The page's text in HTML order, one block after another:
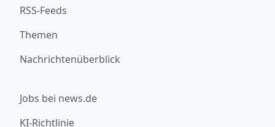
RSS-Feeds
Themen
Nachrichtenüberblick
Jobs bei news.de
KI-Richtlinie